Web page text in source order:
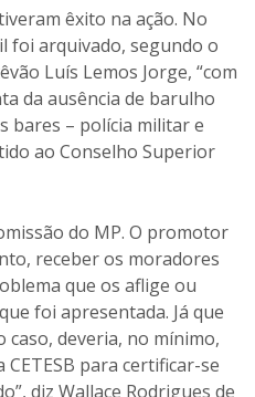
do MP. O promotor
receber os moradores
que os aflige ou
foi apresentada. Já que
deveria, no mínimo,
diz Wallace Rodrigues de
problemas do Centro
em e-mail enviado a
comunicou aplicação